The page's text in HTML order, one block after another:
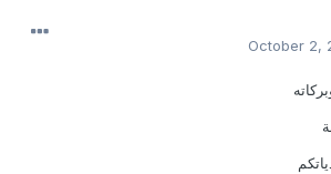
October 2,